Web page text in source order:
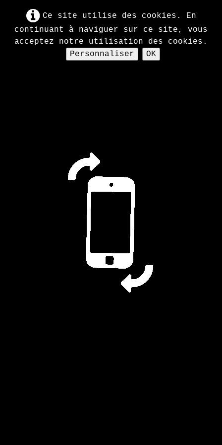
Ce site utilise des cookies. En
continuant à naviguer sur ce site, vous
acceptez notre utilisation des cookies.
Personnaliser
OK